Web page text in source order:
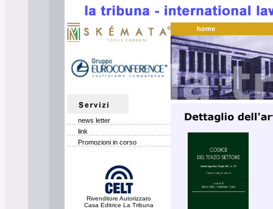
news letter
link
Promozioni in corso
Rivenditore Autorizzato
Casa Editrice La Tribuna
home